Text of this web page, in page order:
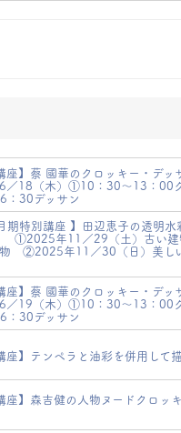
座】蔡 國華のクロッキー・デッ
木）①10：30～13：00ク
30デッサン
期特別講座 】田辺恵子の透明水
11／29（土）古い建物
②2025年11／30（日）美し
座】蔡 國華のクロッキー・デッ
木）①10：30～13：00ク
30デッサン
座】テンペラと油彩を併用して
座】森吉健の人物ヌードクロ